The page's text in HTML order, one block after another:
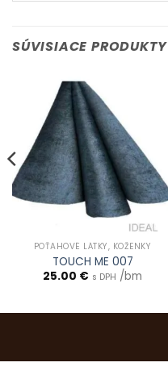
SÚVISIACE PRODUKTY
POŤAHOVÉ LÁTKY, KOŽENKY
TOUCH ME 007
25.00 € s DPH /bm